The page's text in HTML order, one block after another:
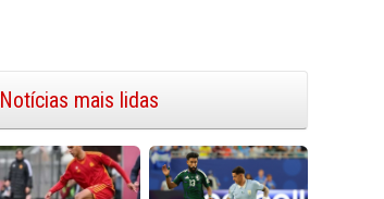
Notícias mais lidas